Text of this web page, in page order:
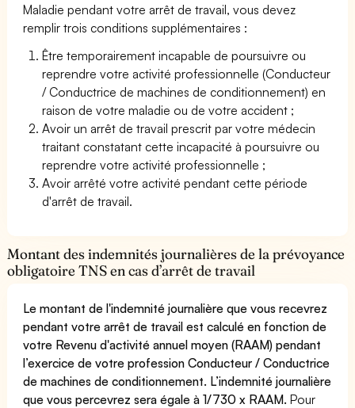
Maladie pendant votre arrêt de travail, vous devez
remplir trois conditions supplémentaires :
Être temporairement incapable de poursuivre ou
reprendre votre activité professionnelle (Conducteur
/ Conductrice de machines de conditionnement) en
raison de votre maladie ou de votre accident ;
Avoir un arrêt de travail prescrit par votre médecin
traitant constatant cette incapacité à poursuivre ou
reprendre votre activité professionnelle ;
Avoir arrêté votre activité pendant cette période
d'arrêt de travail.
Montant des indemnités journalières de la prévoyance
obligatoire TNS en cas d’arrêt de travail
Le montant de l'indemnité journalière que vous recevrez
pendant votre arrêt de travail est calculé en fonction de
votre Revenu d'activité annuel moyen (RAAM) pendant
l’exercice de votre profession Conducteur / Conductrice
de machines de conditionnement. L’indemnité journalière
que vous percevrez sera égale à 1/730 x RAAM. Pour